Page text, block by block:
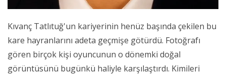
Kıvanç Tatlıtuğ'un kariyerinin henüz başında çekilen bu
kare hayranlarını adeta geçmişe götürdü. Fotoğrafı
gören birçok kişi oyuncunun o dönemki doğal
görüntüsünü bugünkü haliyle karşılaştırdı. Kimileri